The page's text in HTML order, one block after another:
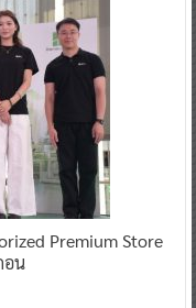
Premium Store
อน